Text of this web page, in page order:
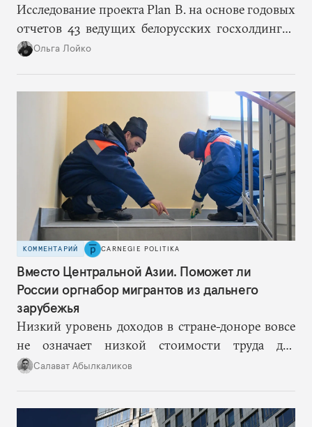
Исследование проекта Plan B. на основе годовых
отчетов 43 ведущих белорусских госхолдингов
(около 90% госсектора) показало, что в сумме
приличный коттедж на Рублевке или два — в
минских Дроздах.
Ольга Лойко
КОММЕНТАРИЙ CARNEGIE POLITIKA
Вместо Центральной Азии. Поможет ли
России оргнабор мигрантов из дальнего
зарубежья
Низкий уровень доходов в стране-доноре вовсе
не означает низкой стоимости труда для
российского работодателя.
Салават Абылкаликов